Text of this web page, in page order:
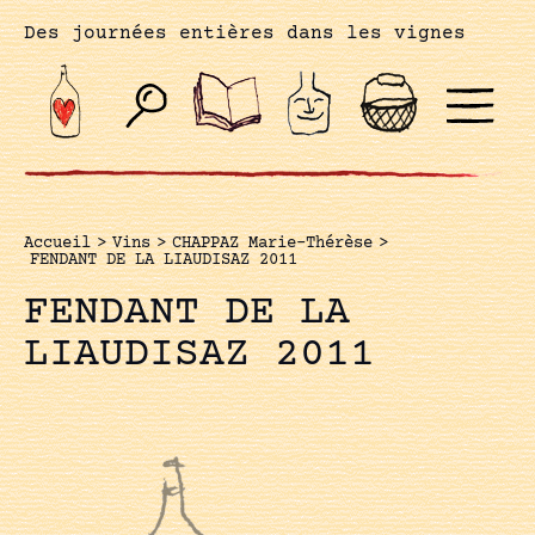
Des journées entières dans les vignes
Accueil > Vins > CHAPPAZ Marie-Thérèse >
FENDANT DE LA LIAUDISAZ 2011
FENDANT DE LA
LIAUDISAZ 2011